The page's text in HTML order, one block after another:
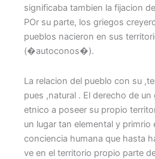
significaba tambien la fijacion
POr su parte, los griegos
pueblos nacieron en sus
(�autoconos�).
La relacion del pueblo con su
pues ,natural . El derecho de un
etnico a poseer su propio
un lugar tan elemental y primrio
conciencia humana que hasta
ve en el territorio propio parte